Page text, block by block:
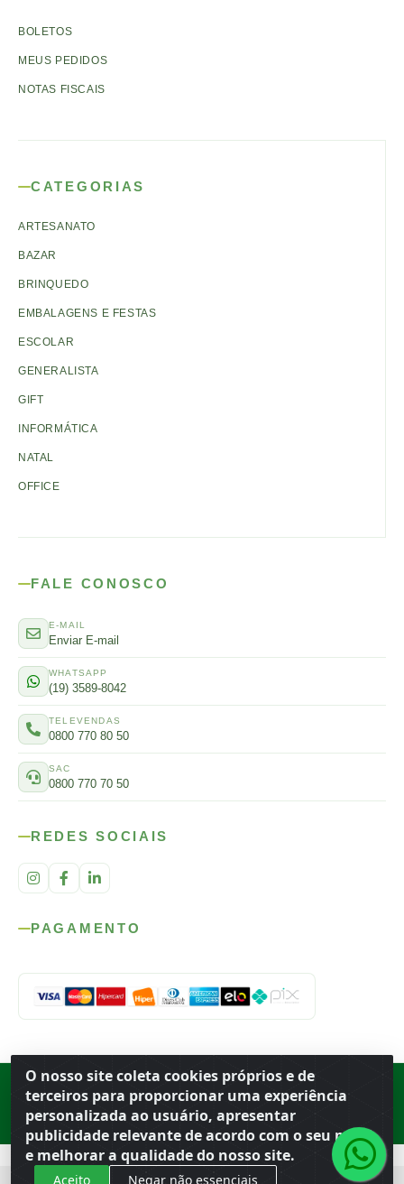
O nosso site coleta cookies próprios e de
terceiros para proporcionar uma experiência
personalizada ao usuário, apresentar
publicidade relevante de acordo com o seu perfil
e melhorar a qualidade do nosso site.
Aceito Negar não essenciais
BOLETOS
MEUS PEDIDOS
NOTAS FISCAIS
CATEGORIAS
ARTESANATO
BAZAR
BRINQUEDO
EMBALAGENS E FESTAS
ESCOLAR
GENERALISTA
GIFT
INFORMÁTICA
NATAL
OFFICE
FALE CONOSCO
E-MAIL
Enviar E-mail
WHATSAPP
(19) 3589-8042
TELEVENDAS
0800 770 80 50
SAC
0800 770 70 50
REDES SOCIAIS
PAGAMENTO
Porto Ferreira ·BR
13.669-899· CNPJ 56.679.863/0001-91
© 2026 Atacado Ideal